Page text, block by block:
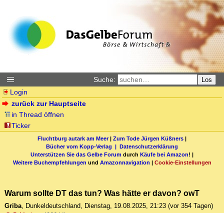
Suche: Los
Login
zurück zur Hauptseite
in Thread öffnen
Ticker
Fluchtburg autark am Meer| Zum Tode Jürgen Küßners |
Bücher vom Kopp-Verlag | Datenschutzerklärung
Unterstützen Sie das Gelbe Forum durch Käufe bei Amazon! |
Weitere Buchempfehlungen und Amazonnavigation | Cookie-Einstellungen
Warum sollte DT das tun? Was hätte er davon? owT
Griba, Dunkeldeutschland, Dienstag, 19.08.2025, 21:23 (vor 354 Tagen)